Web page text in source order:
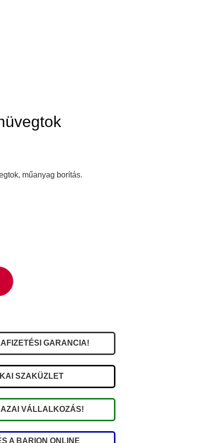
műanyag borítás.
GARANCIA!
SZAKÜZLET
VÁLLALKOZÁS!
A BARION ONLINE